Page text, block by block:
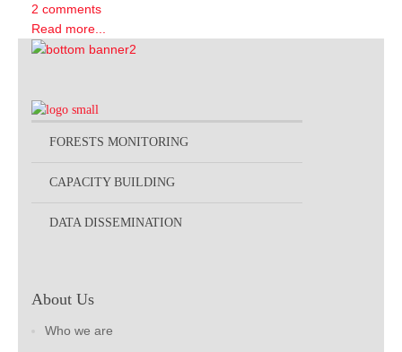
2 comments
Read more...
FORESTS MONITORING
CAPACITY BUILDING
DATA DISSEMINATION
About Us
Who we are